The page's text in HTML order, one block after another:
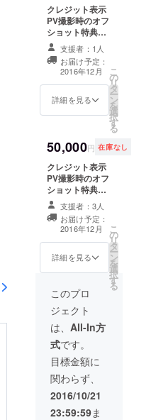
クレジット表示
PV撮影時のオフ
ショット特典映
像 映像メッセー
ジ（メンバーか
ら支援者様への
個別のメッセー
ジ） サイン入り
G.H.E.T.T.Oオリ
支援者：1人
お届け予定：
2016年12月
詳細を見る
こ
の
リ
タ
ー
ン
を
選
択
す
る
50,000円 在庫なし
クレジット表示
PV撮影時のオフ
ショット特典映
像 映像メッセー
ジ（メンバーか
ら支援者様への
個別のメッセー
ジ） サイン入り
G.H.E.T.T.Oオリ
G.H.E.T.T.O LIVE
にて本人着用衣
装 1点
支援者：3人
お届け予定：
2016年12月
詳細を見る
こ
の
リ
タ
ー
ン
を
選
択
す
る
このプロ
ジェクト
は、 All-In方
式です。
目標金額に
関わらず、
2016/10/21
23:59:59ま